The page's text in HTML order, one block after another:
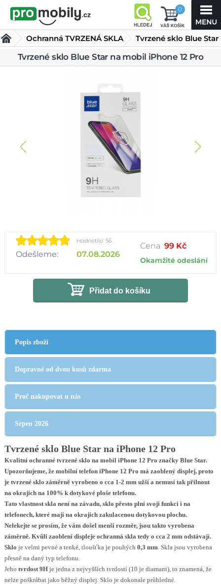
0
Ochranná TVRZENÁ SKLA
Tvrzené sklo Blue Star
na mobil iPhone 12
Tvrzené sklo Blue Star na mobil iPhone 12 Pro
Hodnotilo: 56
Odešleme: 07.08.2026
Cena 99 Kč
Okamžité odeslání
Přidat do košíku
Popis zboží
Dopravné od dvou kusů zdarma
Proč nakupovat u nás
Srpen 2026
Tvrzené sklo Blue Star na iPhone 12 Pro
Kvalitní ochranné tvrzené sklo na mobil iPhone 12 Pro značky Blue Star.
Upozorňujeme, že mobilní telefon iPhone 12 Pro má zaoblený displej, proto
je tvrzené sklo záměrně vyrobeno o cca 1-2 mm užší a nemusí tak přilnout
na okrajích na 100% k dotykové ploše telefonu.
Tato vlastnost skla není na závadu, sklo přesto plní svoji funkci i na
telefonech, které mají na okrajích zakulacenou dotykovou plochu.
Nelekejte se prosím, že vám došel menší rozměr, jsou takto vyrobena
záměrně. Kvůli zaoblení displeje ochranná skla tedy o cca 2 mm odstávají.
Sklo je velmi pevné a tenké, tloušťka je pouhých 0,3 mm. Skla jsou vyrobena
přesně na daný typ telefonu.
Jeho tvrdost 9Hje jedna z nejvyšších tvrdostí (10 je diamant), to znamená, že
nelze poškrábat jako běžný displej. Sklo je dokonale průhledné.